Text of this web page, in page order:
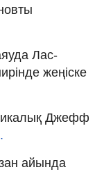
Лас-
жеңіске
Джефф
айында